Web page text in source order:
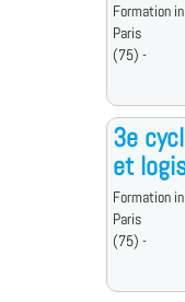
Formation
Paris
(75) -
3e
et
Formation
Paris
(75) -